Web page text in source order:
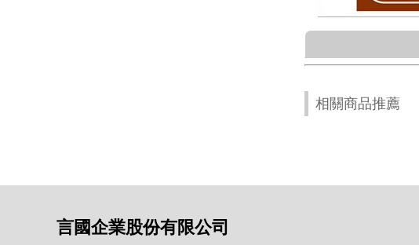
相關商品推薦
言國企業股份有限公司